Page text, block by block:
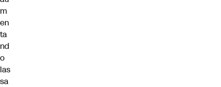
m
en
ta
nd
o
las
sa